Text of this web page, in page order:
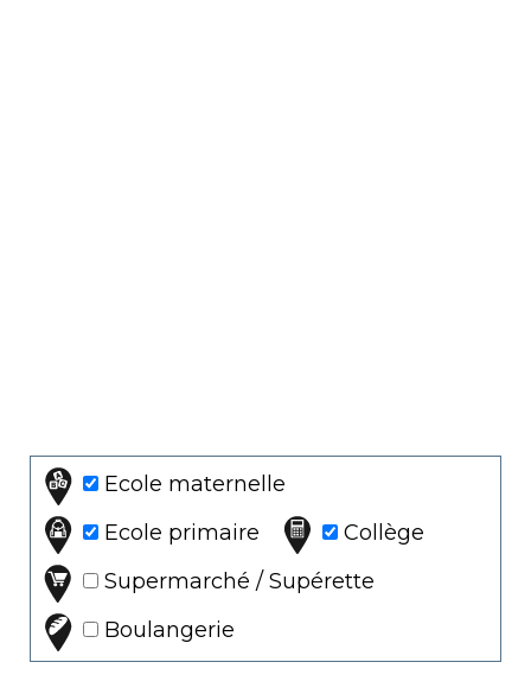
Ecole maternelle
Ecole primaire
Collège
Supermarché / Supérette
Boulangerie